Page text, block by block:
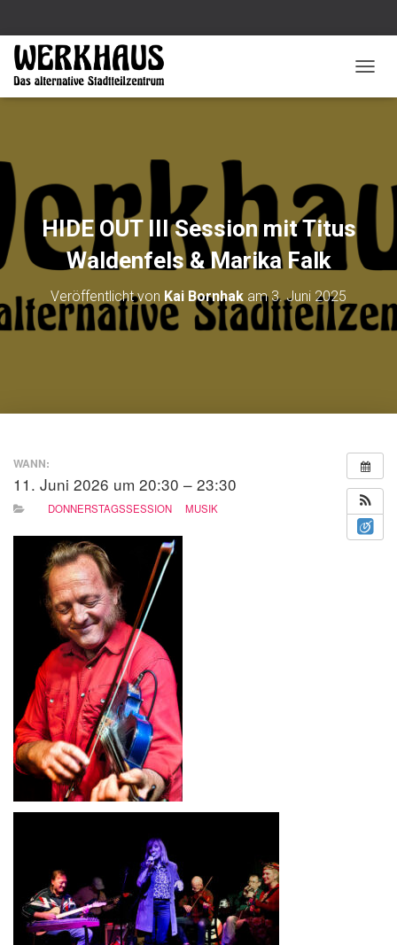
A
T
M
H
A
HIDE OUT III Session mit Titus
Waldenfels & Marika Falk
Veröffentlicht von Kai Bornhak am 3. Juni 2025
WANN:
11. Juni 2026 um 20:30 – 23:30
DONNERSTAGSSESSION MUSIK